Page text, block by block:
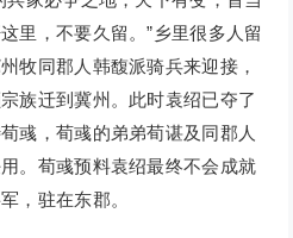
里，不要久留。”乡里很多人留
牧同郡人韩馥派骑兵来迎接，
族迁到冀州。此时袁绍已夺了
彧，荀彧的弟弟荀谌及同郡人
。荀彧预料袁绍最终不会成就
，驻在东郡。